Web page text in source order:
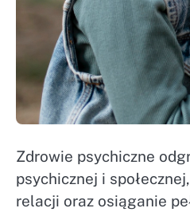
Zdrowie psychiczne
psychicznej i
relacji oraz osiąganie